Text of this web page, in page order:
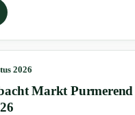
2026
Markt Purmerend